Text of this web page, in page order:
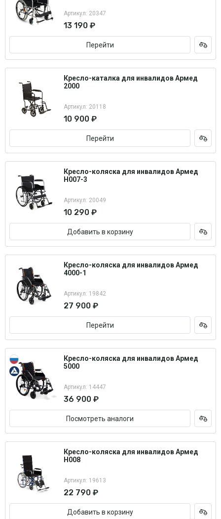
Артикул: 20347
13 190 ₽
Перейти
Кресло-каталка для инвалидов Армед
2000
Артикул: 20118
10 900 ₽
Перейти
Кресло-коляска для инвалидов Армед
H007-3
Артикул: 20049
10 290 ₽
Добавить в корзину
Кресло-коляска для инвалидов Армед
4000-1
Артикул: 19842
27 900 ₽
Перейти
Кресло-коляска для инвалидов Армед
5000
Артикул: 14447
36 900 ₽
Посмотреть аналоги
Кресло-коляска для инвалидов Армед
H008
Артикул: 19613
22 790 ₽
Добавить в корзину